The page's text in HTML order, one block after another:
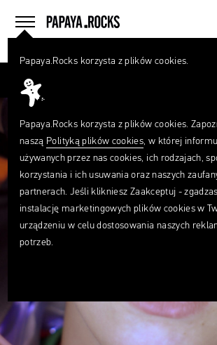
menu
home
Papaya.Rocks korzysta z plików cookies.
Papaya.Rocks korzysta z plików cookies.
naszą Polityką plików cookies, w której
używanych przez nas cookies, ich rodzajach,
korzystania i ich usuwania oraz naszych
partnerach. Jeśli klikniesz Zaakceptuj -
instalację marketingowych plików cookies w
urządzeniu w celu dostosowania naszych
potrzeb.
Czego
szukasz?